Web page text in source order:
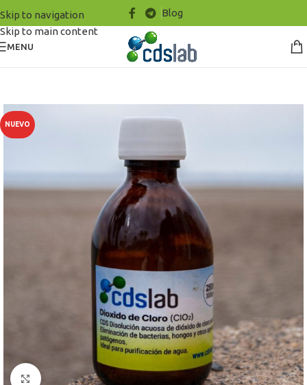
Skip to navigation
Skip to main content
Blog
MENU
NUEVO
Click to enlarge